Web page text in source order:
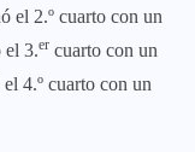
el 2.º cuarto con un
el 3.er cuarto con un
4.º cuarto con un